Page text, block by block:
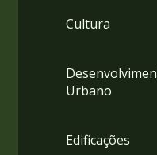
Cultura
Urbano
Edificações